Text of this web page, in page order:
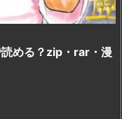
める？zip・rar・漫